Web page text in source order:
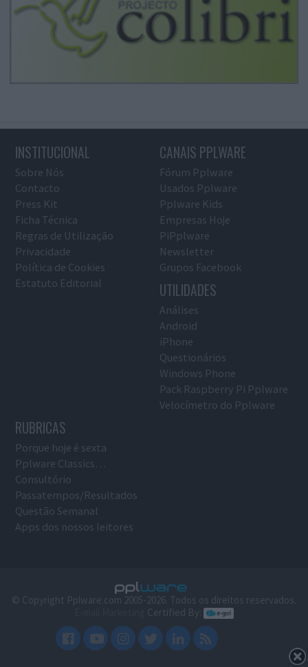
INSTITUCIONAL
Sobre Nós
Contacto
Press Kit
Ficha Técnica
Regras de Utilização
Privacidade
Política de Cookies
Estatuto Editorial
CANAIS PPLWARE
Fórum Pplware
Usados Pplware
Pplware Kids
Empresas Hoje
PiPplware
Newsletter
Grupos Facebook
UTILIDADES
Análises
Android
iPhone
Questionários
Windows Phone
Pack Raspberry Pi Pplware
Velocímetro do Pplware
RUBRICAS
Porque hoje é sexta
Pplware Classics…
Consultório
Passatempos/Resultados
Questão Semanal
Apps dos nossos leitores
© Copyright Pplware.com 2005-2026. Todos os direitos reservados.
Certified By: